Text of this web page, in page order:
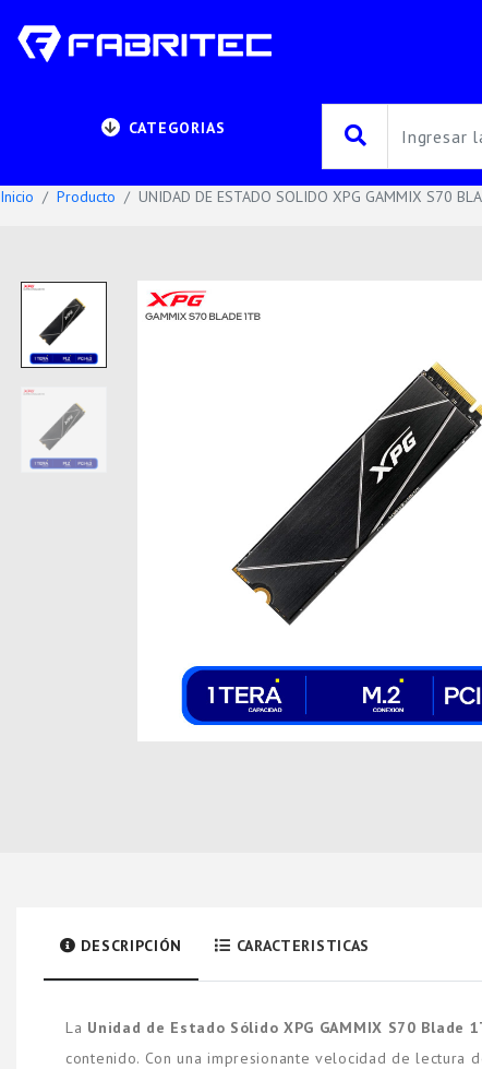
CATEGORIAS
Inicio Producto UNIDAD DE ESTADO SOLIDO XPG GAMMIX S70
DESCRIPCIÓN CARACTERISTICAS
La Unidad de Estado Sólido XPG GAMMIX S70 Blade
contenido. Con una impresionante velocidad de lectura